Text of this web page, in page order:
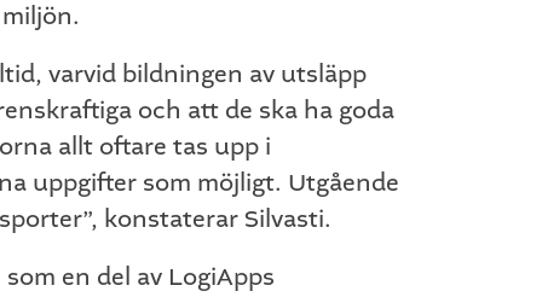
varvid bildningen av utsläpp
och att de ska ha goda
allt oftare tas upp i
uppgifter som möjligt. Utgående
konstaterar Silvasti.
en del av LogiApps